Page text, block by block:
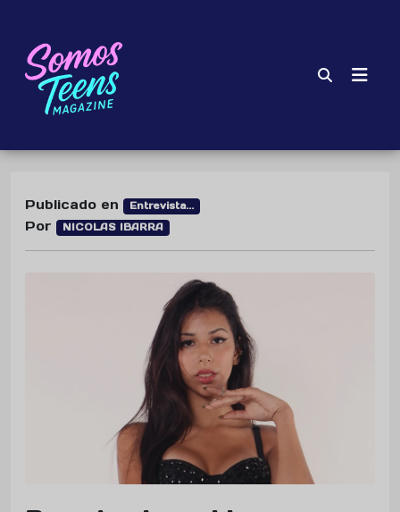
Publicado en Entrevista...
Por NICOLAS IBARRA